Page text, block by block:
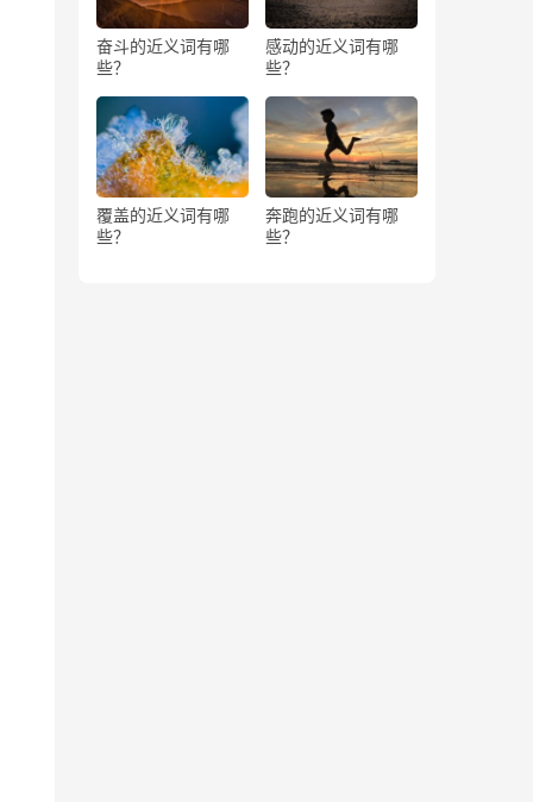
奋斗的近义词有哪
些？
感动的近义词有哪
些？
覆盖的近义词有哪
些？
奔跑的近义词有哪
些？